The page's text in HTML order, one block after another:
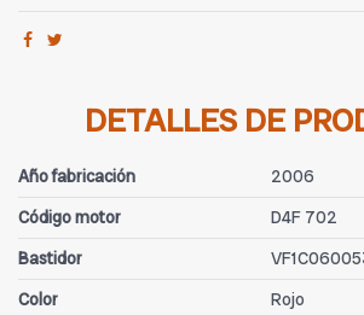
DETALLES DE
Año fabricación
2006
Código motor
D4F 702
Bastidor
Color
Rojo